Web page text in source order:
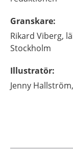
Granskare:
Rikard Viberg,
Stockholm
Illustratör:
Jenny Hallström,